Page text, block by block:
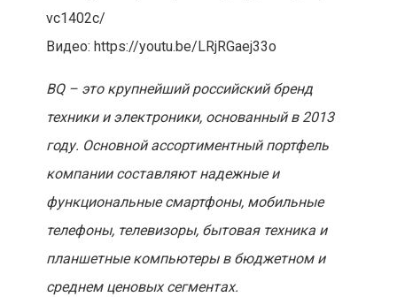
vc1402c/
Видео: https://youtu.be/LRjRGaej33o
BQ – это крупнейший российский бренд
техники и электроники, основанный в 2013
году. Основной ассортиментный портфель
компании составляют надежные и
функциональные смартфоны, мобильные
телефоны, телевизоры, бытовая техника и
планшетные компьютеры в бюджетном и
среднем ценовых сегментах.